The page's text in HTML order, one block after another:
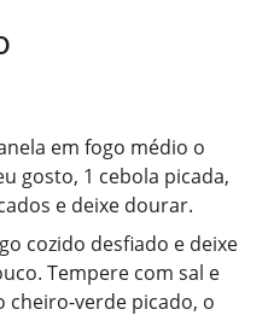
em fogo médio o
gosto, 1 cebola picada,
e deixe dourar.
cozido desfiado e deixe
Tempere com sal e
cheiro-verde picado, o